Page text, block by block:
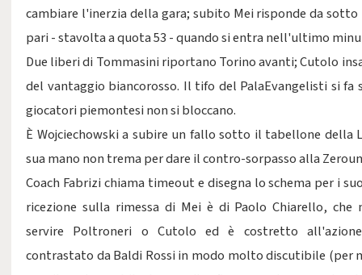
cambiare l'inerzia della gara; subito Mei risponde da
pari - stavolta a quota 53 - quando si entra nell'ultimo
Due liberi di Tommasini riportano Torino avanti; Cutolo
del vantaggio biancorosso. Il tifo del PalaEvangelisti si fa
giocatori piemontesi non si bloccano.
È Wojciechowski a subire un fallo sotto il tabellone della
sua mano non trema per dare il contro-sorpasso alla
Coach Fabrizi chiama timeout e disegna lo schema per i
ricezione sulla rimessa di Mei è di Paolo Chiarello, che
servire Poltroneri o Cutolo ed è costretto all'azione
contrastato da Baldi Rossi in modo molto discutibile (per